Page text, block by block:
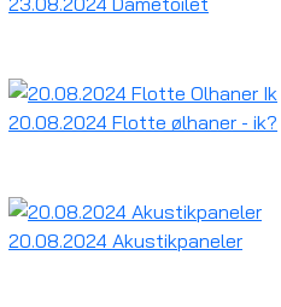
20.08.2024 Flotte ølhaner - ik?
20.08.2024 Akustikpaneler